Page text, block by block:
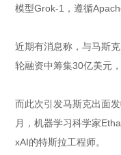
模型Grok-1，遵循
近期有消息称，与马斯
轮融资中筹集30亿美元
而此次引发马斯克出面
月，机器学习科学家
xAI的特斯拉工程师。